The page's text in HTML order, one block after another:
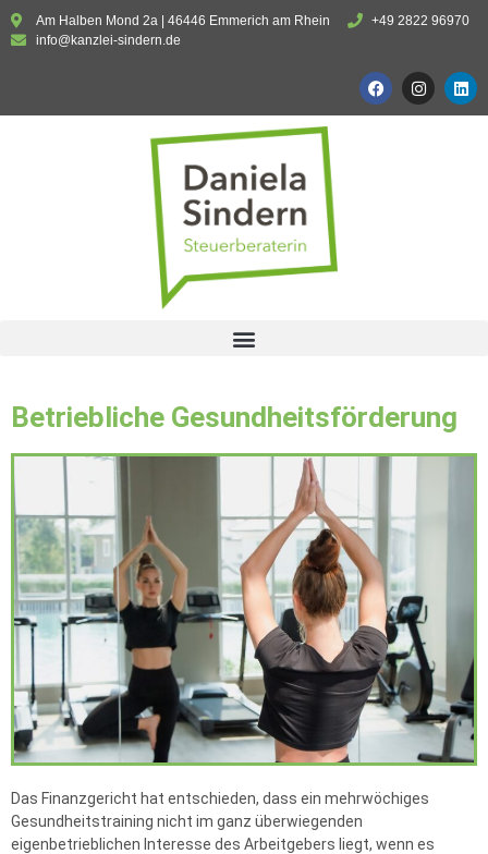
Am Halben Mond 2a | 46446 Emmerich am Rhein
+49 2822 96970
info@kanzlei-sindern.de
Betriebliche Gesundheitsförderung
Das Finanzgericht hat entschieden, dass ein mehrwöchiges
Gesundheitstraining nicht im ganz überwiegenden
eigenbetrieblichen Interesse des Arbeitgebers liegt, wenn es